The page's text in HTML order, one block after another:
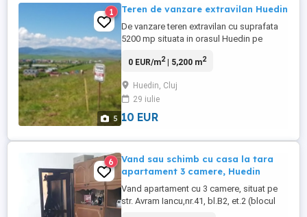
5
1 Teren de vanzare extravilan Huedin
De vanzare teren extravilan cu suprafata
5200 mp situata in orasul Huedin pe
constructie cabane , service ,sau alte
frumoasa. Terenul are doi proprietari cu
parti egale (2x2600 mp).Actele sunt in
regula. Pretul este 10 ...
0 EUR/m2| 5,200 m2
Huedin, Cluj
29 iulie
10 EUR
6
Vand sau schimb cu casa la tara
apartament 3 camere, Huedin
Vand apartament cu 3 camere, situat pe
str. Avram Iancu,nr.41, bl.B2, et.2 (blocul